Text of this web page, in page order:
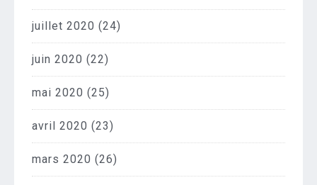
juillet 2020 (24)
juin 2020 (22)
mai 2020 (25)
avril 2020 (23)
mars 2020 (26)